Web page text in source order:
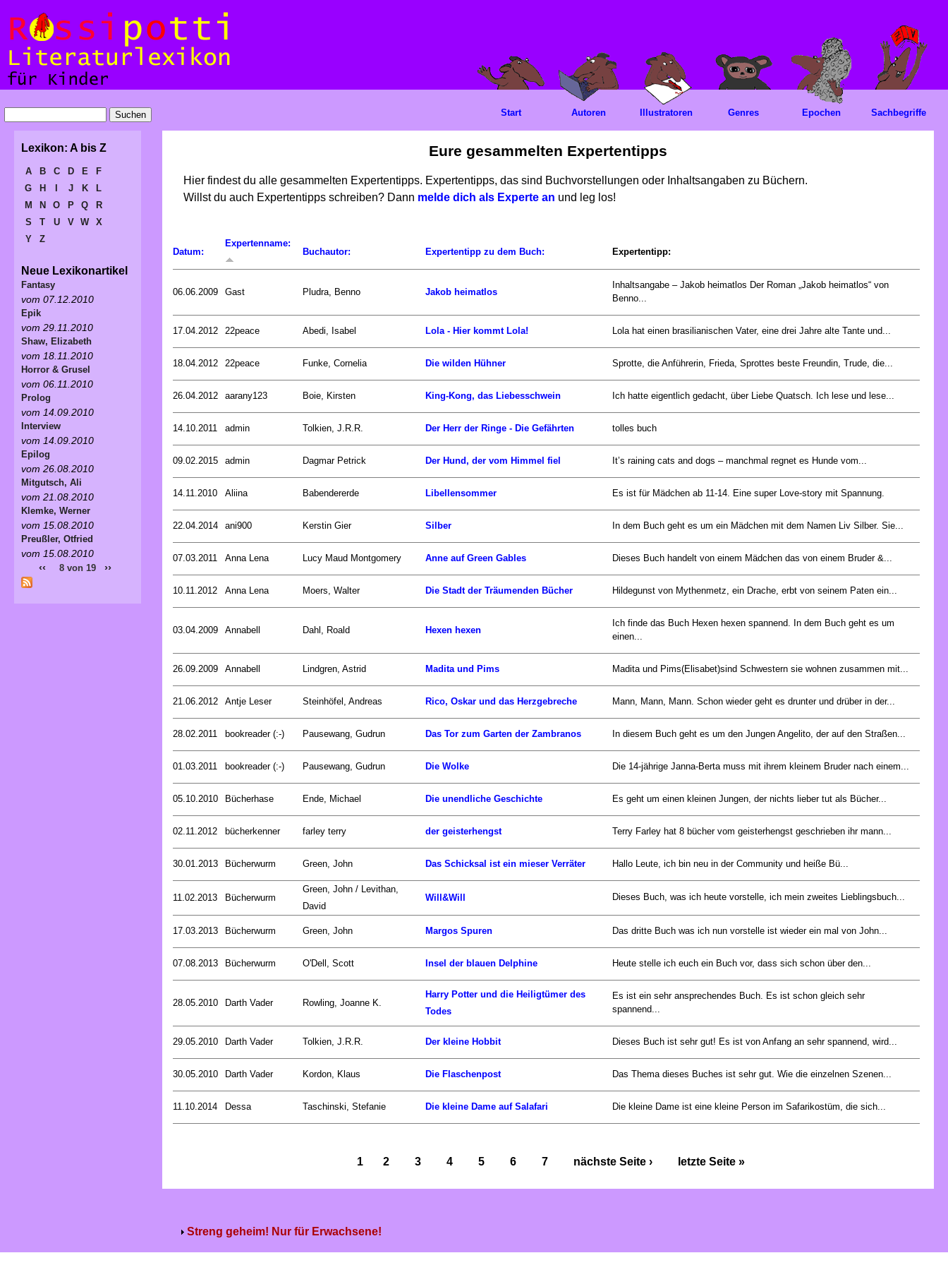
Eure gesammelten Expertentipps
Hier findest du alle gesammelten Expertentipps. Expertentipps, das sind Buchvorstellungen oder Inhaltsangaben zu Büchern.
Willst du auch Expertentipps schreiben? Dann melde dich als Experte an und leg los!
Datum:
Expertenname:
Buchautor:
Expertentipp zu dem Buch: Expertentipp:
06.06.2009 Gast Pludra, Benno Jakob heimatlos
Inhaltsangabe – Jakob heimatlos Der Roman „Jakob heimatlos“ von
Benno...
17.04.2012 22peace Abedi, Isabel Lola - Hier kommt Lola! Lola hat einen brasilianischen Vater, eine drei Jahre alte Tante und...
18.04.2012 22peace Funke, Cornelia Die wilden Hühner Sprotte, die Anführerin, Frieda, Sprottes beste Freundin, Trude, die...
26.04.2012 aarany123 Boie, Kirsten King-Kong, das Liebesschwein Ich hatte eigentlich gedacht, über Liebe Quatsch. Ich lese und lese...
14.10.2011 admin Tolkien, J.R.R. Der Herr der Ringe - Die Gefährten tolles buch
09.02.2015 admin Dagmar Petrick Der Hund, der vom Himmel fiel It’s raining cats and dogs – manchmal regnet es Hunde vom...
14.11.2010 Aliina Babendererde Libellensommer Es ist für Mädchen ab 11-14. Eine super Love-story mit Spannung.
22.04.2014 ani900 Kerstin Gier Silber In dem Buch geht es um ein Mädchen mit dem Namen Liv Silber. Sie...
07.03.2011 Anna Lena Lucy Maud Montgomery Anne auf Green Gables Dieses Buch handelt von einem Mädchen das von einem Bruder &...
10.11.2012 Anna Lena Moers, Walter Die Stadt der Träumenden Bücher Hildegunst von Mythenmetz, ein Drache, erbt von seinem Paten ein...
03.04.2009 Annabell Dahl, Roald Hexen hexen
Ich finde das Buch Hexen hexen spannend. In dem Buch geht es um
einen...
26.09.2009 Annabell Lindgren, Astrid Madita und Pims Madita und Pims(Elisabet)sind Schwestern sie wohnen zusammen mit...
21.06.2012 Antje Leser Steinhöfel, Andreas Rico, Oskar und das Herzgebreche Mann, Mann, Mann. Schon wieder geht es drunter und drüber in der...
28.02.2011 bookreader (:-) Pausewang, Gudrun Das Tor zum Garten der Zambranos In diesem Buch geht es um den Jungen Angelito, der auf den Straßen...
01.03.2011 bookreader (:-) Pausewang, Gudrun Die Wolke Die 14-jährige Janna-Berta muss mit ihrem kleinem Bruder nach einem...
05.10.2010 Bücherhase Ende, Michael Die unendliche Geschichte Es geht um einen kleinen Jungen, der nichts lieber tut als Bücher...
02.11.2012 bücherkenner farley terry der geisterhengst Terry Farley hat 8 bücher vom geisterhengst geschrieben ihr mann...
30.01.2013 Bücherwurm Green, John Das Schicksal ist ein mieser Verräter Hallo Leute, ich bin neu in der Community und heiße Bü...
11.02.2013 Bücherwurm
Green, John / Levithan,
David
Will&Will Dieses Buch, was ich heute vorstelle, ich mein zweites Lieblingsbuch...
17.03.2013 Bücherwurm Green, John Margos Spuren Das dritte Buch was ich nun vorstelle ist wieder ein mal von John...
07.08.2013 Bücherwurm O'Dell, Scott Insel der blauen Delphine Heute stelle ich euch ein Buch vor, dass sich schon über den...
28.05.2010 Darth Vader Rowling, Joanne K.
Harry Potter und die Heiligtümer des
Todes
Es ist ein sehr ansprechendes Buch. Es ist schon gleich sehr
spannend...
29.05.2010 Darth Vader Tolkien, J.R.R. Der kleine Hobbit Dieses Buch ist sehr gut! Es ist von Anfang an sehr spannend, wird...
30.05.2010 Darth Vader Kordon, Klaus Die Flaschenpost Das Thema dieses Buches ist sehr gut. Wie die einzelnen Szenen...
11.10.2014 Dessa Taschinski, Stefanie Die kleine Dame auf Salafari Die kleine Dame ist eine kleine Person im Safarikostüm, die sich...
1 2 3 4 5 6 7 nächste Seite › letzte Seite »
Streng geheim! Nur für Erwachsene!
Start Autoren Illustratoren Genres Epochen Sachbegriffe
Lexikon: A bis Z
A B C D E
F
G
H J K
L
M
N O P Q
R
S
T U V W
X
Y
Z
Neue Lexikonartikel
Fantasy
vom 07.12.2010
Epik
vom 29.11.2010
Shaw, Elizabeth
vom 18.11.2010
Horror & Grusel
vom 06.11.2010
Prolog
vom 14.09.2010
Interview
vom 14.09.2010
Epilog
vom 26.08.2010
Mitgutsch, Ali
vom 21.08.2010
Klemke, Werner
vom 15.08.2010
Preußler, Otfried
vom 15.08.2010
‹‹ 8 von 19 ››